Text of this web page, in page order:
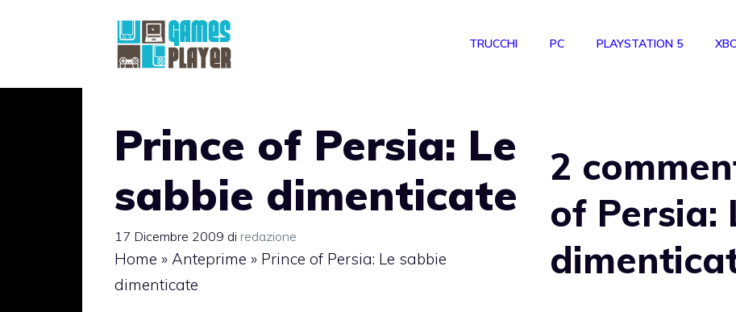
TRUCCHI PC PLAYSTATION 5
Prince of Persia: Le
sabbie dimenticate
17 Dicembre 2009 di redazione
Home » Anteprime » Prince of Persia: Le sabbie
dimenticate
2
of Persia: